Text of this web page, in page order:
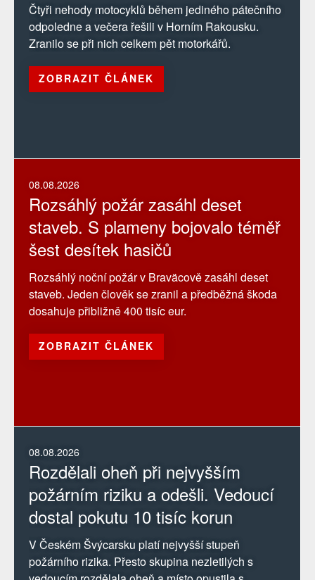
Čtyři nehody motocyklů během jediného pátečního
odpoledne a večera řešili v Horním Rakousku.
Zranilo se při nich celkem pět motorkářů.
ZOBRAZIT ČLÁNEK
08.08.2026
Rozdělali oheň při nejvyšším
požárním riziku a odešli. Vedoucí
dostal pokutu 10 tisíc korun
V Českém Švýcarsku platí nejvyšší stupeň
požárního rizika. Přesto skupina nezletilých s
08.08.2026
Rozsáhlý požár zasáhl deset
staveb. S plameny bojovalo téměř
šest desítek hasičů
Rozsáhlý noční požár v Braväcově zasáhl deset
staveb. Jeden člověk se zranil a předběžná škoda
dosahuje přibližně 400 tisíc eur.
ZOBRAZIT ČLÁNEK